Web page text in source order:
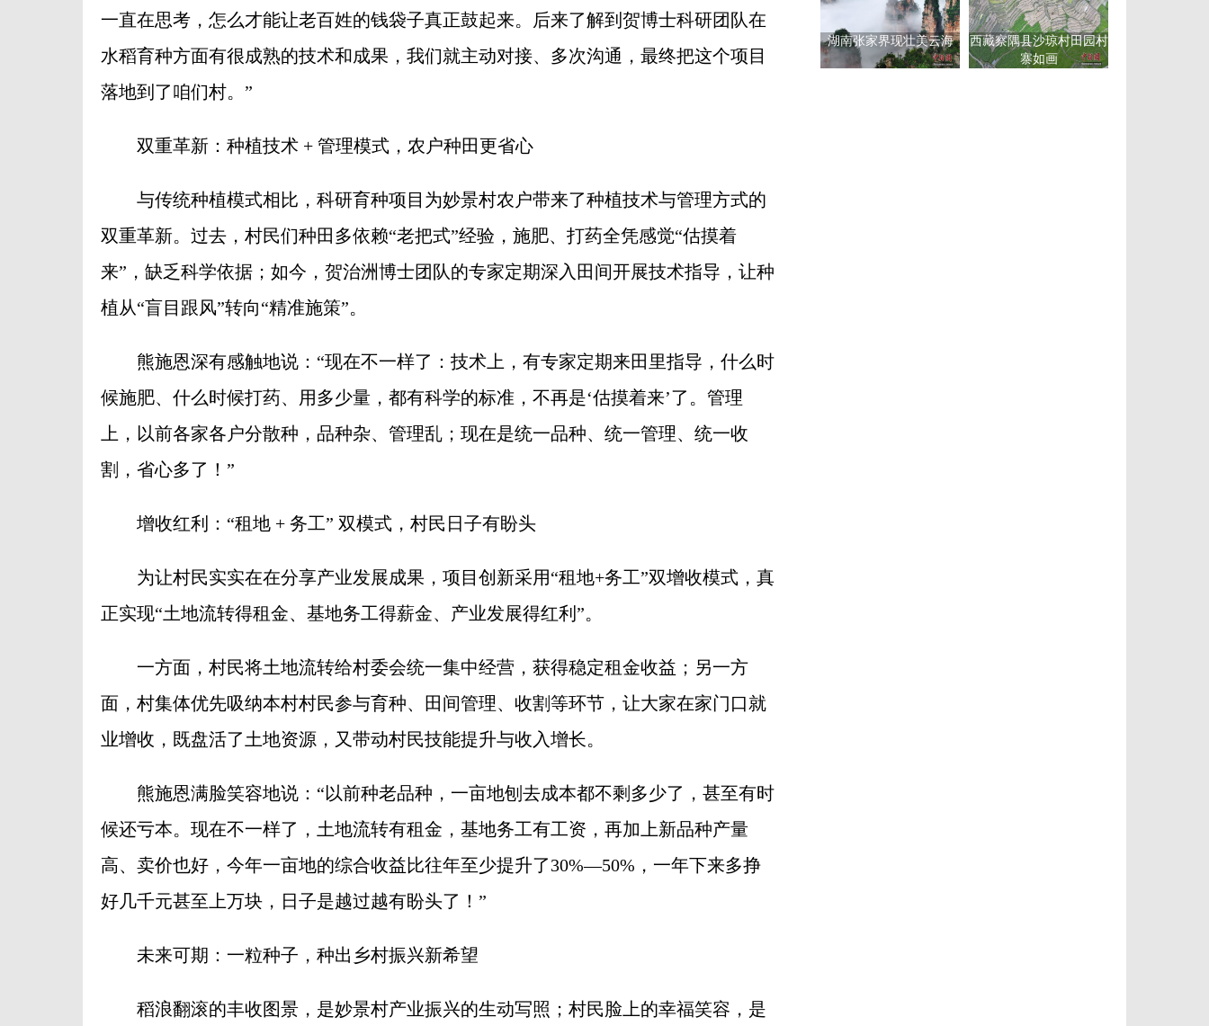
一直在思考，怎么才能让老百姓的钱袋子真正鼓起来。后来了解到贺博士科研团队在
水稻育种方面有很成熟的技术和成果，我们就主动对接、多次沟通，最终把这个项目
落地到了咱们村。”
双重革新：种植技术 + 管理模式，农户种田更省心
与传统种植模式相比，科研育种项目为妙景村农户带来了种植技术与管理方式的
双重革新。过去，村民们种田多依赖“老把式”经验，施肥、打药全凭感觉“估摸着
来”，缺乏科学依据；如今，贺治洲博士团队的专家定期深入田间开展技术指导，让种
植从“盲目跟风”转向“精准施策”。
熊施恩深有感触地说：“现在不一样了：技术上，有专家定期来田里指导，什么时
候施肥、什么时候打药、用多少量，都有科学的标准，不再是‘估摸着来’了。管理
上，以前各家各户分散种，品种杂、管理乱；现在是统一品种、统一管理、统一收
割，省心多了！”
增收红利：“租地 + 务工” 双模式，村民日子有盼头
为让村民实实在在分享产业发展成果，项目创新采用“租地+务工”双增收模式，真
正实现“土地流转得租金、基地务工得薪金、产业发展得红利”。
一方面，村民将土地流转给村委会统一集中经营，获得稳定租金收益；另一方
面，村集体优先吸纳本村村民参与育种、田间管理、收割等环节，让大家在家门口就
业增收，既盘活了土地资源，又带动村民技能提升与收入增长。
熊施恩满脸笑容地说：“以前种老品种，一亩地刨去成本都不剩多少了，甚至有时
候还亏本。现在不一样了，土地流转有租金，基地务工有工资，再加上新品种产量
高、卖价也好，今年一亩地的综合收益比往年至少提升了30%—50%，一年下来多挣
好几千元甚至上万块，日子是越过越有盼头了！”
未来可期：一粒种子，种出乡村振兴新希望
稻浪翻滚的丰收图景，是妙景村产业振兴的生动写照；村民脸上的幸福笑容，是
湖南张家界现壮美云海
西藏察隅县沙琼村田园村
寨如画